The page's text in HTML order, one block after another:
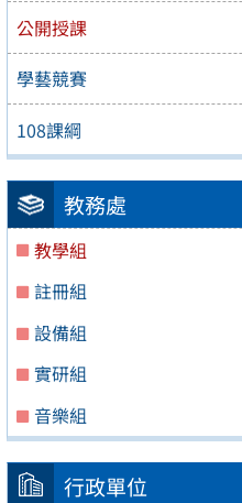
公開授課
學藝競賽
108課綱
教務處
教學組
註冊組
設備組
實研組
音樂組
行政單位